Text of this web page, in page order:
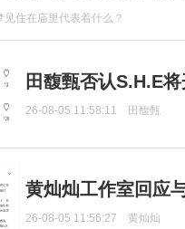
见住在庙里代表着什么？
田馥甄否认S.H.E
26-08-05 11:58:11 田馥甄
黄灿灿工作室回应
26-08-05 11:56:27 黄灿灿